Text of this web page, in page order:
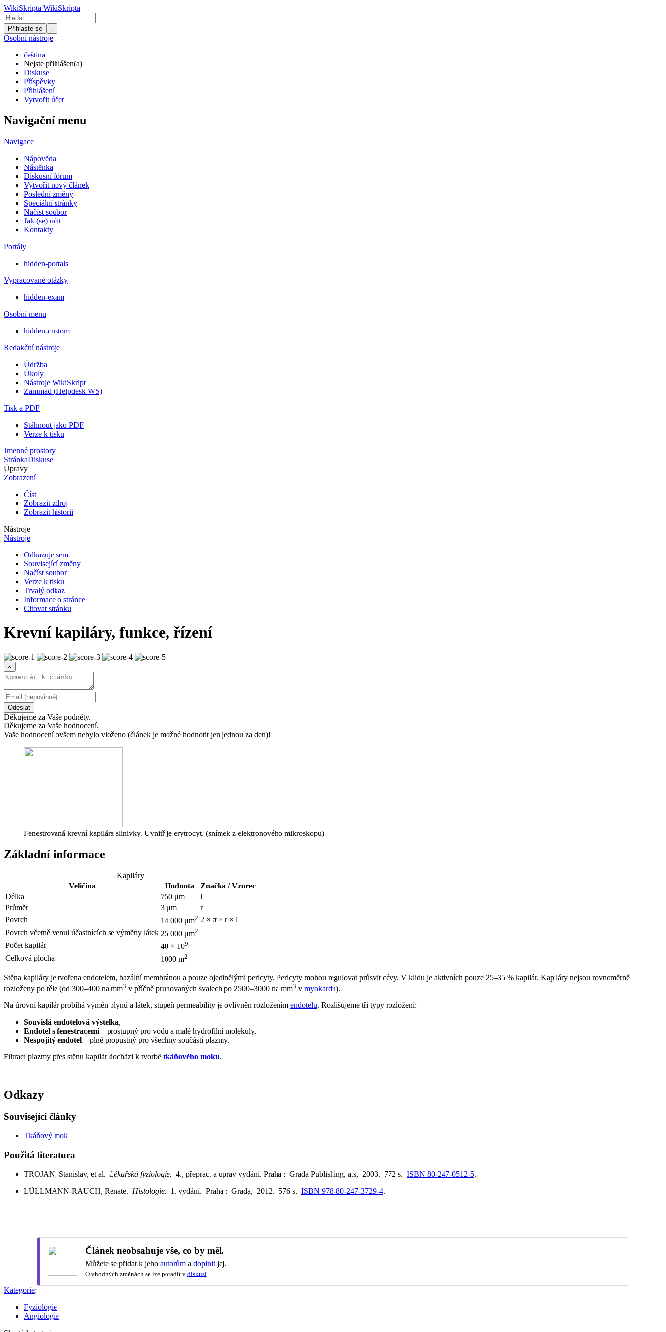
WikiSkripta WikiSkripta
Přihlaste se ↓
Osobní nástroje
čeština
Nejste přihlášen(a)
Diskuse
Příspěvky
Přihlášení
Vytvořit účet
Navigační menu
Navigace
Nápověda
Nástěnka
Diskusní fórum
Vytvořit nový článek
Poslední změny
Speciální stránky
Načíst soubor
Jak (se) učit
Kontakty
Portály
hidden-portals
Vypracované otázky
hidden-exam
Osobní menu
hidden-custom
Redakční nástroje
Údržba
Úkoly
Nástroje WikiSkript
Zammad (Helpdesk WS)
Tisk a PDF
Stáhnout jako PDF
Verze k tisku
Jmenné prostory
StránkaDiskuse
Úpravy
Zobrazení
Číst
Zobrazit zdroj
Zobrazit historii
Nástroje
Nástroje
Odkazuje sem
Související změny
Načíst soubor
Verze k tisku
Trvalý odkaz
Informace o stránce
Citovat stránku
Krevní kapiláry, funkce, řízení
×
Odeslat
Děkujeme za Vaše podněty.
Děkujeme za Vaše hodnocení.
Vaše hodnocení ovšem nebylo vloženo (článek je možné hodnotit jen jednou za den)!
Fenestrovaná krevní kapilára slinivky. Uvnitř je erytrocyt. (snímek z elektronového mikroskopu)
Základní informace
Kapiláry
Veličina
Hodnota
Značka / Vzorec
Délka
750 μm
l
Průměr
3 μm
r
Povrch
14 000 μm2 2 × π × r × l
Povrch včetně venul účastnících se výměny látek 25 000 μm2
Počet kapilár 40 × 109
Celková plocha 1000 m2
Stěna kapiláry je tvořena endotelem, bazální membránou a pouze ojedinělými pericyty. Pericyty mohou regulovat průsvit cévy. V klidu je aktivních pouze 25–35 % kapilár. Kapiláry nejsou rovnoměrně
rozloženy po těle (od 300–400 na mm3 v příčně pruhovaných svalech po 2500–3000 na mm3 v myokardu).
Na úrovni kapilár probíhá výměn plynů a látek, stupeň permeability je ovlivněn rozložením endotelu. Rozlišujeme tři typy rozložení:
Souvislá endotelová výstelka,
Endotel s fenestracemi – prostupný pro vodu a malé hydrofilní molekuly,
Nespojitý endotel – plně propustný pro všechny součásti plazmy.
Filtrací plazmy přes stěnu kapilár dochází k tvorbě tkáňového moku.
Odkazy
Související články
Tkáňový mok
Použitá literatura
TROJAN, Stanislav, et al. Lékařská fyziologie. 4., přeprac. a uprav vydání. Praha : Grada Publishing, a.s, 2003. 772 s. ISBN 80-247-0512-5.
LÜLLMANN-RAUCH, Renate. Histologie. 1. vydání. Praha : Grada, 2012. 576 s. ISBN 978-80-247-3729-4.
Článek neobsahuje vše, co by měl.
Můžete se přidat k jeho autorůma doplnitjej.
O vhodných změnách se lze poradit v diskusi
Kategorie:
Fyziologie
Angiologie